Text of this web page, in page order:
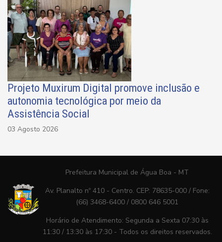
Projeto Muxirum Digital promove inclusão e
autonomia tecnológica por meio da
Assistência Social
03 Agosto 2026
Prefeitura Municipal de Água Boa - MT
Av. Planalto nº 410 - Centro. CEP: 78635-000 / Fone:
(66) 3468-6400 / 0800 646 5001
Horário de Atendimento: Segunda a Sexta 07:30 às
11:30 / 13:30 às 17:30 - Todos os direitos reservados.